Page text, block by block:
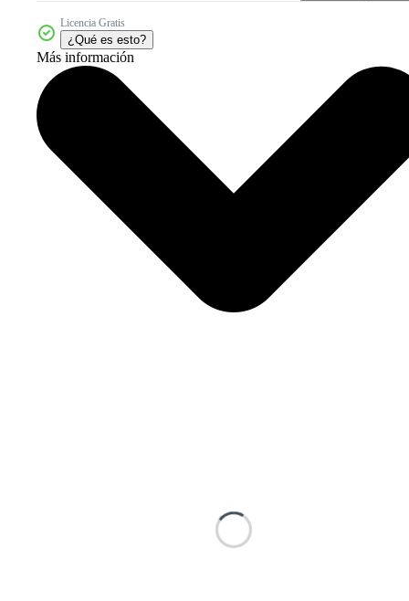
Licencia Gratis
¿Qué es esto?
Más información